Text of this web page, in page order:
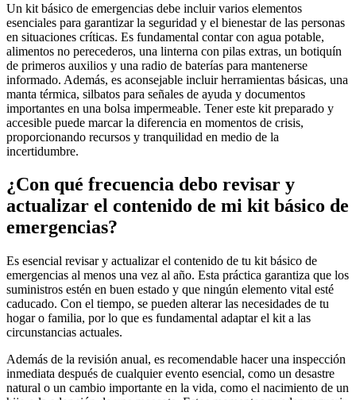
Un kit básico de emergencias debe incluir varios elementos
esenciales para garantizar la seguridad y el bienestar de las personas
en situaciones críticas. Es fundamental contar con agua potable,
alimentos no perecederos, una linterna con pilas extras, un botiquín
de primeros auxilios y una radio de baterías para mantenerse
informado. Además, es aconsejable incluir herramientas básicas, una
manta térmica, silbatos para señales de ayuda y documentos
importantes en una bolsa impermeable. Tener este kit preparado y
accesible puede marcar la diferencia en momentos de crisis,
proporcionando recursos y tranquilidad en medio de la
incertidumbre.
¿Con qué frecuencia debo revisar y
actualizar el contenido de mi kit básico de
emergencias?
Es esencial revisar y actualizar el contenido de tu kit básico de
emergencias al menos una vez al año. Esta práctica garantiza que los
suministros estén en buen estado y que ningún elemento vital esté
caducado. Con el tiempo, se pueden alterar las necesidades de tu
hogar o familia, por lo que es fundamental adaptar el kit a las
circunstancias actuales.
Además de la revisión anual, es recomendable hacer una inspección
inmediata después de cualquier evento esencial, como un desastre
natural o un cambio importante en la vida, como el nacimiento de un